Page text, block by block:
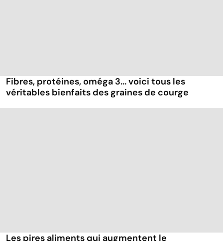
Fibres, protéines, oméga 3... voici tous les
véritables bienfaits des graines de courge
Les pires aliments qui augmentent le